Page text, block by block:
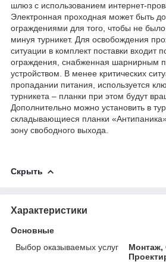
шлюз с использованием интернет-
Электронная проходная может быть
ограждениями для того, чтобы не было
минуя турникет. Для освобождения
ситуации в комплект поставки входит
ограждения, снабженная шарнирным
устройством. В менее критических
пропадании питания, используется
турникета – планки при этом будут
Дополнительно можно установить в
складывающиеся планки
зону свободного выхода.
Скрыть
Характеристики
Основные
Выбор оказываемых услуг
Монтаж,